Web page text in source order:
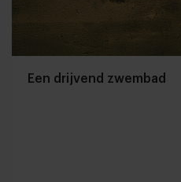
Een drijvend zwembad